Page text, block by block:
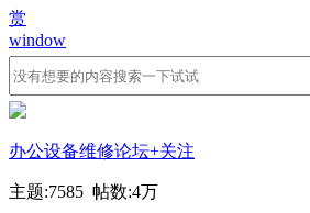
赏
window
办公设备维修论坛+关注
主题:7585 帖数:4万